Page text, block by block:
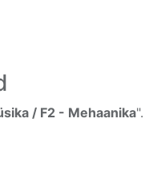
/ F2 - Mehaanika".